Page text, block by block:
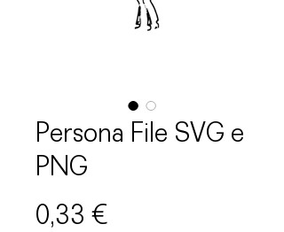
Persona File SVG e
PNG
0,33 €